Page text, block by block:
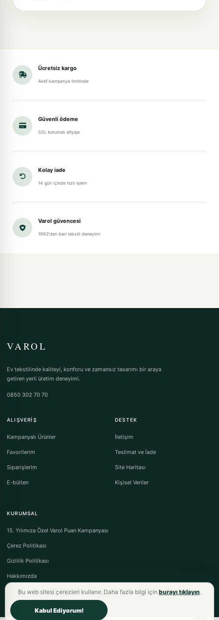
Ücretsiz kargo
Aktif kampanya limitinde
Güvenli ödeme
SSL korumalı altyapı
Kolay iade
14 gün içinde hızlı işlem
Varol güvencesi
1992'den beri tekstil deneyimi
VAROL
Ev tekstilinde kaliteyi, konforu ve zamansız tasarımı bir araya
getiren yerli üretim deneyimi.
0850 302 70 70
ALIŞVERIŞ
Kampanyalı Ürünler
Favorilerim
Siparişlerim
E-bülten
DESTEK
İletişim
Teslimat ve İade
Site Haritası
Kişisel Veriler
KURUMSAL
15. Yılımıza Özel Varol Puan Kampanyası
Çerez Politikası
Gizlilik Politikası
Hakkımızda
Bu web sitesi çerezleri kullanır. Daha fazla bilgi için burayı tıklayın.
Kabul Ediyorum!